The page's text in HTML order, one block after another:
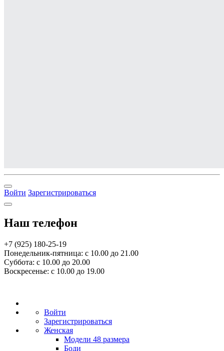
Войти Зарегистрироваться
Наш телефон
+7 (925) 180-25-19
Понедельник-пятница: с 10.00 до 21.00
Суббота: с 10.00 до 20.00
Воскресенье: с 10.00 до 19.00
Войти
Зарегистрироваться
Женская
Модели 48 размера
Боди